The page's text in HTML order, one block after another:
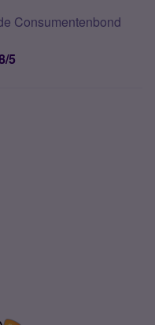
Consumentenbond
5